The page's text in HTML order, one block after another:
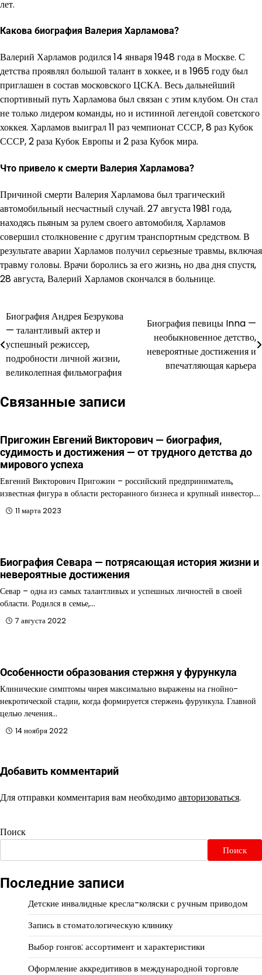
лет.
Какова биография Валерия Харламова?
Валерий Харламов родился 14 января 1948 года в Москве. С
детства проявлял большой талант в хоккее, и в 1965 году был
приглашен в состав московского ЦСКА. Весь дальнейший
спортивный путь Харламова был связан с этим клубом. Он стал
не только лидером команды, но и истинной легендой советского
хоккея. Харламов выиграл 11 раз чемпионат СССР, 8 раз Кубок
СССР, 2 раза Кубок Европы и 2 раза Кубок мира.
Что привело к смерти Валерия Харламова?
Причиной смерти Валерия Харламова был трагический
автомобильный несчастный случай. 27 августа 1981 года,
находясь пьяным за рулем своего автомобиля, Харламов
совершил столкновение с другим транспортным средством. В
результате аварии Харламов получил серьезные травмы, включая
травму головы. Врачи боролись за его жизнь, но два дня спустя,
28 августа, Валерий Харламов скончался в больнице.
Навигация
по
записям
Биография Андрея Безрукова
— талантливый актер и
успешный режиссер,
подробности личной жизни,
великолепная фильмография
Биография певицы Inna —
необыкновенное детство,
невероятные достижения и
впечатляющая карьера
Связанные записи
Пригожин Евгений Викторович — биография,
судимость и достижения — от трудного детства до
мирового успеха
Евгений Викторович Пригожин – российский предприниматель,
известная фигура в области ресторанного бизнеса и крупный инвестор.…
11 марта 2023
Биография Севара — потрясающая история жизни и
невероятные достижения
Севар – одна из самых талантливых и успешных личностей в своей
области. Родился в семье,…
7 августа 2022
Особенности образования стержня у фурункула
Клинические симптомы чирея максимально выражены на гнойно-
некротической стадии, когда формируется стержень фурункула. Главной
целью лечения…
14 ноября 2022
Добавить комментарий
Для отправки комментария вам необходимоавторизоваться.
Поиск
Поиск
Последние записи
Детские инвалидные кресла-коляски с ручным приводом
Запись в стоматологическую клинику
Выбор гонгов: ассортимент и характеристики
Оформление аккредитивов в международной торговле